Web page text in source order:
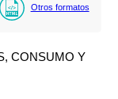
Otros formatos
CONSUMO Y